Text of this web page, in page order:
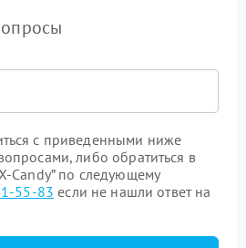
с приведенными ниже
либо обратиться в
Candy” по следующему
55-83 если не нашли ответ на